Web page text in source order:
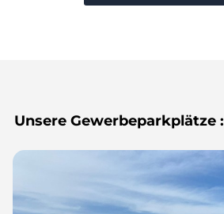
Unsere Gewerbeparkplätze :